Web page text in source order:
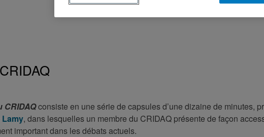
CRIDAQconsiste en une série de capsules d’une dizaine de minutes,
Lamy, dans lesquelles un membre du CRIDAQ présente de façon
important dans les débats actuels.